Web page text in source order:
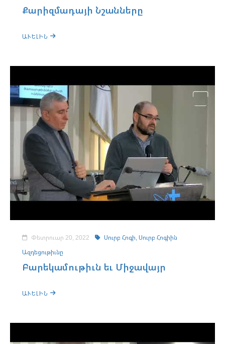
Քարիզմադայի Նշանները
ԱՒԵԼԻՆ
Փետրուար 20, 2022 Սուրբ Հոգի,Սուրբ Հոգիին
Ազդեցութիւնը
Բարեկամութիւն եւ Միջավայր
ԱՒԵԼԻՆ